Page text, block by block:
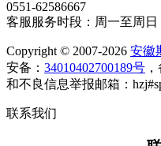
0551-62586667
客服服务时段：周一至周日
Copyright © 2007-2026 安徽
安备： 34010402700189号
和不良信息举报邮箱：
联系我们